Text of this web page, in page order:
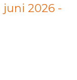
juni 2026 -